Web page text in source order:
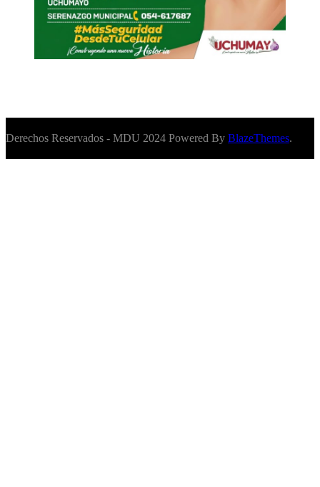
Derechos Reservados - MDU 2024 Powered By BlazeThemes.